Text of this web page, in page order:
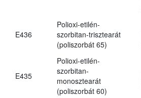
E436
Polioxi-etilén-
szorbitan-trisztearát
(poliszorbát 65)
E435
Polioxi-etilén-
szorbitan-
monosztearát
(poliszorbát 60)